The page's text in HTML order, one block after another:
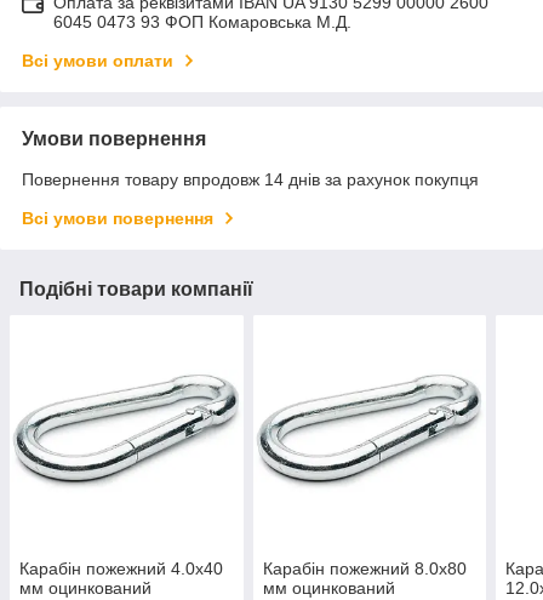
6045 0473 93 ФОП Комаровська М.Д.
Всі умови оплати
Умови повернення
Повернення товару впродовж 14 днів за рахунок покупця
Всі умови повернення
Подібні товари компанії
Карабін пожежний 4.0х40
мм оцинкований
Карабін пожежний 8.0х80
мм оцинкований